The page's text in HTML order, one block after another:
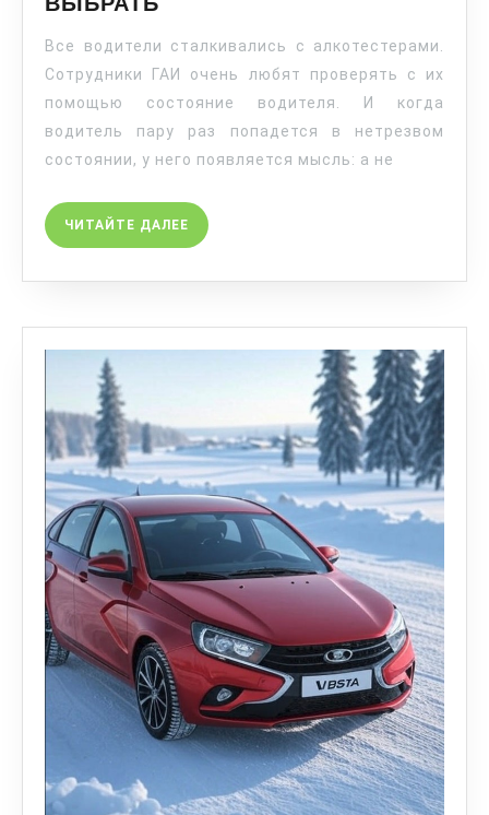
Все водители сталкивались с алкотестерами.
Сотрудники ГАИ очень любят проверять с их
помощью состояние водителя. И когда
водитель пару раз попадется в нетрезвом
состоянии, у него появляется мысль: а не
ЧИТАЙТЕ ДАЛЕЕ